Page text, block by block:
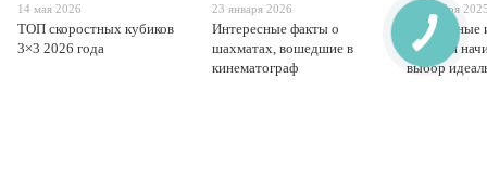
14 мая 2026
ТОП скоростных кубиков
3×3 2026 года
23 января 2026
Интересные факты о
шахматах, вошедшие в
кинематограф
21 ноября
гайд для
выбор